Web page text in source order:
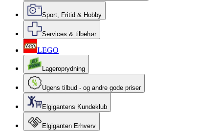
Sport, Fritid & Hobby
Services & tilbehør
LEGO
Lageroprydning
Ugens tilbud - og andre gode priser
Elgigantens Kundeklub
Elgiganten Erhverv